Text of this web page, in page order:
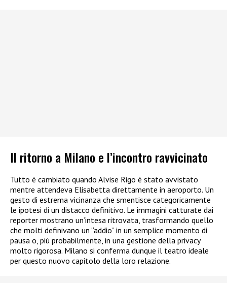
Il ritorno a Milano e l’incontro ravvicinato
Tutto è cambiato quando Alvise Rigo è stato avvistato
mentre attendeva Elisabetta direttamente in aeroporto. Un
gesto di estrema vicinanza che smentisce categoricamente
le ipotesi di un distacco definitivo. Le immagini catturate dai
reporter mostrano un’intesa ritrovata, trasformando quello
che molti definivano un “addio” in un semplice momento di
pausa o, più probabilmente, in una gestione della privacy
molto rigorosa. Milano si conferma dunque il teatro ideale
per questo nuovo capitolo della loro relazione.